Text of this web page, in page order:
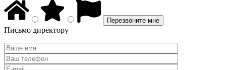
Письмо директору